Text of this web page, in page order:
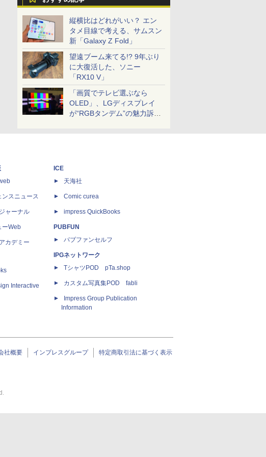
縦横比はどれがいい？ エン
タメ目線で考える、サムスン
新「Galaxy Z Fold」
望遠ブーム来てる!? 9年ぶり
に大復活した、ソニー
「RX10 V」
「画質でテレビ選ぶなら
OLED」、LGディスプレイ
が“RGBタンデム”の魅力訴
ンスニュース
ャーナル
ーWeb
カデミー
Interactive
ICE
天海社
Comic curea
impress QuickBooks
PUBFUN
パブファンセルフ
IPGネットワーク
TシャツPOD pTa.shop
カスタム写真集POD fabli
Impress Group Publication
Information
社概要 インプレスグループ 特定商取引法に基づく表示